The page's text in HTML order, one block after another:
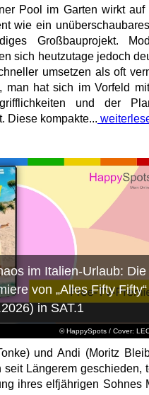
Pool im Garten wirkt auf
wie ein
Großbauprojekt.
sich heutzutage jedoch
umsetzen als oft
man hat sich im Vorfeld
und der
Diese kompakte...
© HappySpots / Cover:
im Italien-Urlaub: Die
von „Alles Fifty Fifty“
in SAT.1
und Andi (Moritz
seit Längerem geschieden,
ihres elfjährigen Sohnes